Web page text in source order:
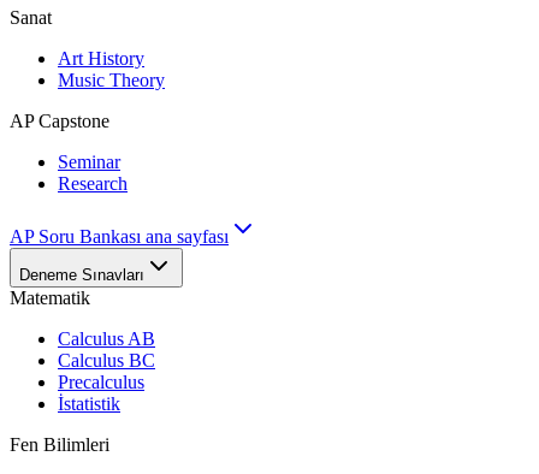
Sanat
Art History
Music Theory
AP Capstone
Seminar
Research
AP Soru Bankası ana sayfası
Deneme Sınavları
Matematik
Calculus AB
Calculus BC
Precalculus
İstatistik
Fen Bilimleri